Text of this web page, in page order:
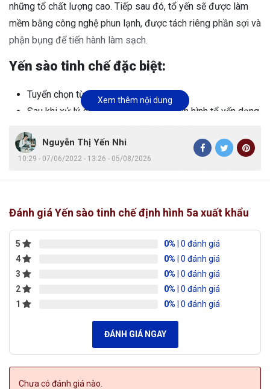
những tổ chất lượng cao. Tiếp sau đó, tổ yến sẽ được làm
mềm bằng công nghệ phun lạnh, được tách riêng phần sợi và
phận bụng để tiến hành làm sạch.
Yến sào tinh chế đặc biệt:
Tuyển chọn từ theo tỷ lệ 50 chọn 1
Sau khi xử lý sẽ được ghép khuôn định hình tổ yến dạng
Tất cả “giá trị thượng phẩm” từ thiên nhiên đều được
giữ lại cho đến khi đến tay những thượng khách.
Tiết kiệm thời gian chế biến tối đa.
Với mỗi đơn hàng 100gr tổ yến được đặt trong set hộp cao cấp
Quy trình xử lý tổ yến tinh chế đặc biệt
Xem thêm nội dung
Nguyễn Thị Yến Nhi
10:29 - 07/06/2022 - 13:26 - 05/08/2026
Đánh giá Yến sào tinh chế định hình 5a xuất khẩu
5 0% | 0 đánh giá
4
0% | 0 đánh giá
3
0% | 0 đánh giá
2
0% | 0 đánh giá
1
0% | 0 đánh giá
ĐÁNH GIÁ NGAY
Chưa có đánh giá nào.